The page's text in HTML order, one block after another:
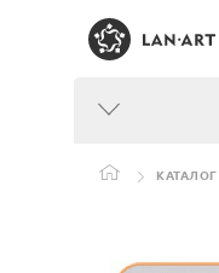
КАТАЛОГ